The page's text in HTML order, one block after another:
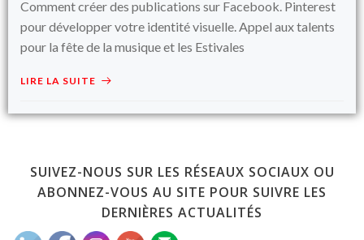
Comment créer des publications sur Facebook. Pinterest
pour développer votre identité visuelle. Appel aux talents
pour la fête de la musique et les Estivales
LIRE LA SUITE
SUIVEZ-NOUS SUR LES RÉSEAUX SOCIAUX OU
ABONNEZ-VOUS AU SITE POUR SUIVRE LES
DERNIÈRES ACTUALITÉS